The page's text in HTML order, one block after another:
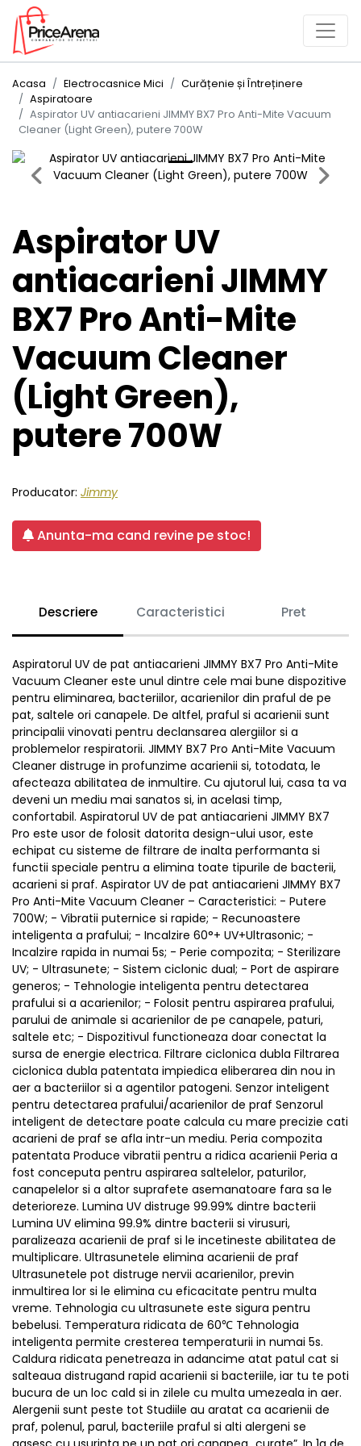
Acasa Electrocasnice Mici
Curățenie și Întreținere
Aspiratoare
Aspirator UV antiacarieni JIMMY BX7 Pro Anti-Mite Vacuum
Cleaner (Light Green), putere 700W
Previous Next
Aspirator UV
antiacarieni JIMMY
BX7 Pro Anti-Mite
Vacuum Cleaner
(Light Green),
putere 700W
Producator: Jimmy
Anunta-ma cand revine pe stoc!
Descriere Caracteristici Pret
Aspiratorul UV de pat antiacarieni JIMMY BX7 Pro Anti-Mite
Vacuum Cleaner este unul dintre cele mai bune dispozitive
pentru eliminarea, bacteriilor, acarienilor din praful de pe
pat, saltele ori canapele. De altfel, praful si acarienii sunt
principalii vinovati pentru declansarea alergiilor si a
problemelor respiratorii. JIMMY BX7 Pro Anti-Mite Vacuum
Cleaner distruge in profunzime acarienii si, totodata, le
afecteaza abilitatea de inmultire. Cu ajutorul lui, casa ta va
deveni un mediu mai sanatos si, in acelasi timp,
confortabil. Aspiratorul UV de pat antiacarieni JIMMY BX7
Pro este usor de folosit datorita design-ului usor, este
echipat cu sisteme de filtrare de inalta performanta si
functii speciale pentru a elimina toate tipurile de bacterii,
acarieni si praf. Aspirator UV de pat antiacarieni JIMMY BX7
Pro Anti-Mite Vacuum Cleaner – Caracteristici: - Putere
700W; - Vibratii puternice si rapide; - Recunoastere
inteligenta a prafului; - Incalzire 60°+ UV+Ultrasonic; -
Incalzire rapida in numai 5s; - Perie compozita; - Sterilizare
UV; - Ultrasunete; - Sistem ciclonic dual; - Port de aspirare
generos; - Tehnologie inteligenta pentru detectarea
prafului si a acarienilor; - Folosit pentru aspirarea prafului,
parului de animale si acarienilor de pe canapele, paturi,
saltele etc; - Dispozitivul functioneaza doar conectat la
sursa de energie electrica. Filtrare ciclonica dubla Filtrarea
ciclonica dubla patentata impiedica eliberarea din nou in
aer a bacteriilor si a agentilor patogeni. Senzor inteligent
pentru detectarea prafului/acarienilor de praf Senzorul
inteligent de detectare poate calcula cu mare precizie cati
acarieni de praf se afla intr-un mediu. Peria compozita
patentata Produce vibratii pentru a ridica acarienii Peria a
fost conceputa pentru aspirarea saltelelor, paturilor,
canapelelor si a altor suprafete asemanatoare fara sa le
deterioreze. Lumina UV distruge 99.99% dintre bacterii
Lumina UV elimina 99.9% dintre bacterii si virusuri,
paralizeaza acarienii de praf si le incetineste abilitatea de
multiplicare. Ultrasunetele elimina acarienii de praf
Ultrasunetele pot distruge nervii acarienilor, previn
inmultirea lor si le elimina cu eficacitate pentru multa
vreme. Tehnologia cu ultrasunete este sigura pentru
bebelusi. Temperatura ridicata de 60℃ Tehnologia
inteligenta permite cresterea temperaturii in numai 5s.
Caldura ridicata penetreaza in adancime atat patul cat si
salteaua distrugand rapid acarienii si bacteriile, iar tu te poti
bucura de un loc cald si in zilele cu multa umezeala in aer.
Alergenii sunt peste tot Studiile au aratat ca acarienii de
praf, polenul, parul, bacteriile praful si alti alergeni se